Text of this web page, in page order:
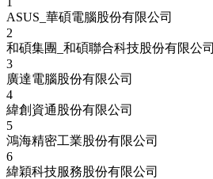
ASUS_華碩電腦股份有限公司
2
和碩集團_和碩聯合科技股份有限公司
3
廣達電腦股份有限公司
4
緯創資通股份有限公司
5
鴻海精密工業股份有限公司
6
緯穎科技服務股份有限公司